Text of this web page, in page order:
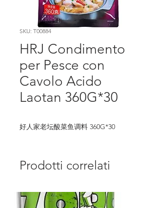
SKU: T00884
HRJ Condimento
per Pesce con
Cavolo Acido
Laotan 360G*30
好人家老坛酸菜鱼调料 360G*30
Prodotti correlati